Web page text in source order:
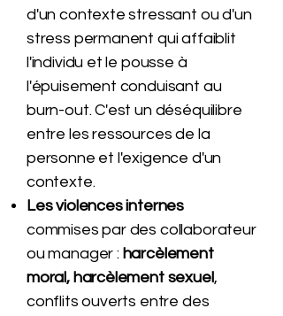
d'un contexte stressant ou d'un
stress permanent qui affaiblit
l'individu et le pousse à
l'épuisement conduisant au
burn-out. C'est un déséquilibre
entre les ressources de la
personne et l'exigence d'un
contexte.
Les violences internes
commises par des collaborateur
ou manager : harcèlement
moral, harcèlement sexuel,
conflits ouverts entre des